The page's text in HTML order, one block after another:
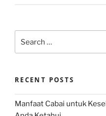
for:
RECENT POSTS
Manfaat Cabai untuk